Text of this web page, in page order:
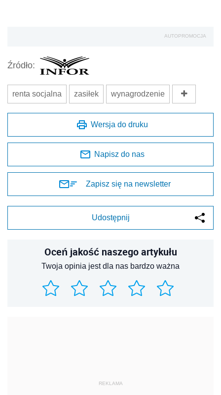
AUTOPROMOCJA
Źródło:
renta socjalna zasiłek wynagrodzenie
Wersja do druku
Napisz do nas
Zapisz się na newsletter
Udostępnij
Oceń jakość naszego artykułu
Twoja opinia jest dla nas bardzo ważna
REKLAMA